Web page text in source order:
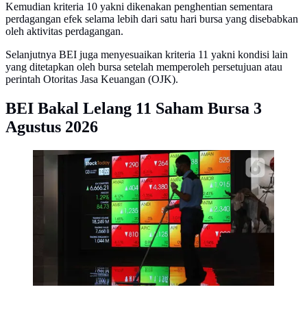
Kemudian kriteria 10 yakni dikenakan penghentian sementara
perdagangan efek selama lebih dari satu hari bursa yang disebabkan
oleh aktivitas perdagangan.
Selanjutnya BEI juga menyesuaikan kriteria 11 yakni kondisi lain
yang ditetapkan oleh bursa setelah memperoleh persetujuan atau
perintah Otoritas Jasa Keuangan (OJK).
BEI Bakal Lelang 11 Saham Bursa 3
Agustus 2026
Aktivitas pekerja di depan layar Indeks Harga Saham
Gabungan (IHSG) di BEI. (Liputan6.com/Angga